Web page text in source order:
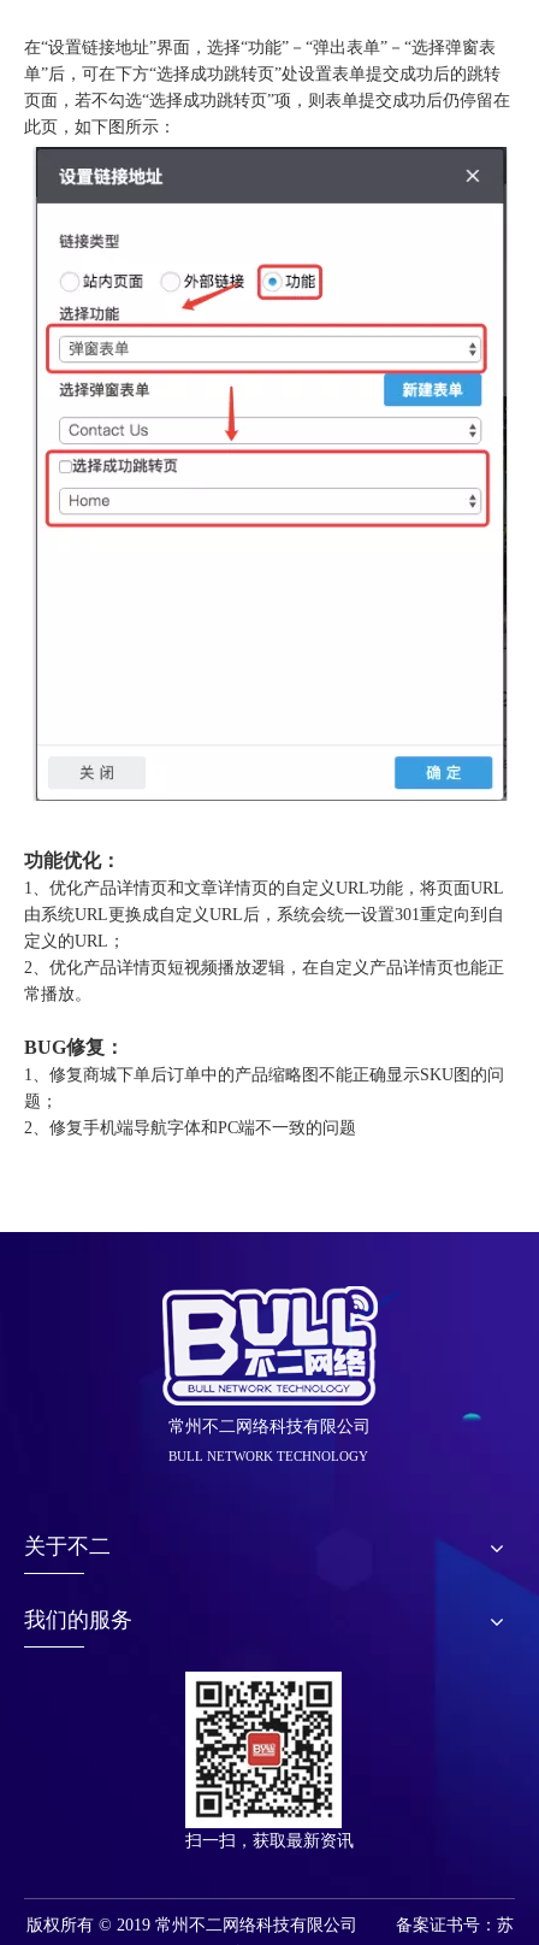
在“设置链接地址”界面，选择“功能”－“弹出表单”－“选择弹窗表
单”后，可在下方“选择成功跳转页”处设置表单提交成功后的跳转
页面，若不勾选“选择成功跳转页”项，则表单提交成功后仍停留在
此页，如下图所示：
功能优化：
1、优化产品详情页和文章详情页的自定义URL功能，将页面URL
由系统URL更换成自定义URL后，系统会统一设置301重定向到自
定义的URL；
2、优化产品详情页短视频播放逻辑，在自定义产品详情页也能正
常播放。
BUG修复：
1、修复商城下单后订单中的产品缩略图不能正确显示SKU图的问
题；
2、修复手机端导航字体和PC端不一致的问题
常州不二网络科技有限公司
BULL NETWORK TECHNOLOGY
关于不二
我们的服务
扫一扫，获取最新资讯
版权所有 © 2019 常州不二网络科技有限公司 备案证书号：苏